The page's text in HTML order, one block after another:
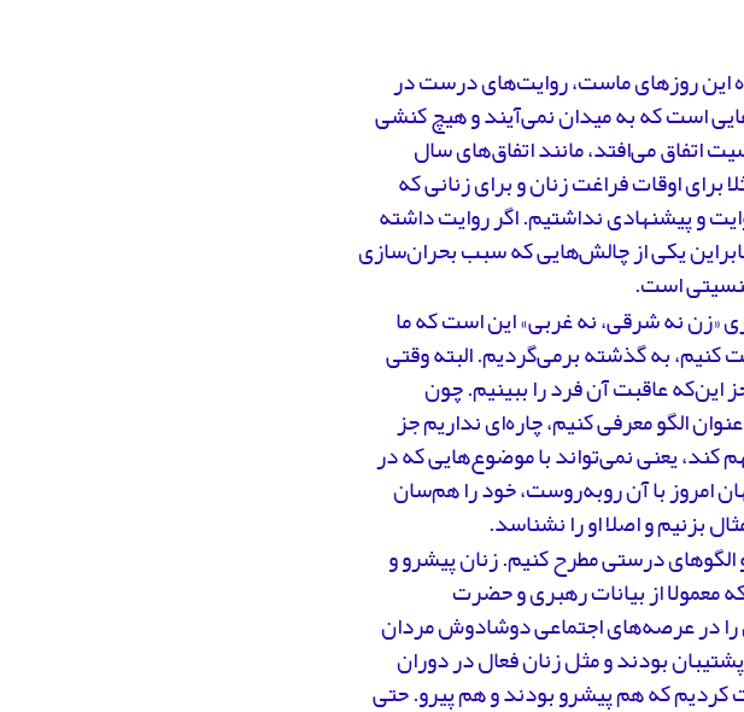
روزهای ماست، روایت‌های درست در
است که به میدان نمی‌آیند و هیچ کنشی
اتفاق می‌افتد، مانند اتفاق‌های سال
اوقات فراغت زنان و برای زنانی که
و پیشنهادی نداشتیم. اگر روایت داشته
یکی از چالش‌هایی که سبب بحران‌سازی
است.
«زن نه شرقی، نه غربی» این است که ما
کنیم، به گذشته برمی‌گردیم. البته وقتی
این‌که عاقبت آن فرد را ببینیم. چون
الگو معرفی کنیم، چاره‌ای نداریم جز
کند، یعنی نمی‌تواند با موضوع‌هایی که در
امروز با آن روبه‌روست، خود را هم‌سان
بزنیم و اصلا او را نشناسد.
درستی مطرح کنیم. زنان پیشرو و
معمولا از بیانات رهبری و حضرت
را در عرصه‌های اجتماعی دوشادوش مردان
بودند و مثل زنان فعال در دوران
کردیم که هم پیشرو بودند و هم پیرو. حتی